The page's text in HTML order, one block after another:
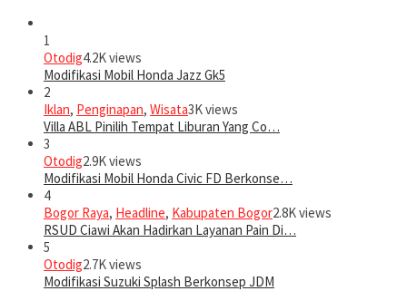
1
Otodig4.2K views
Modifikasi Mobil Honda Jazz Gk5
2
Iklan, Penginapan, Wisata3K views
Villa ABL Pinilih Tempat Liburan Yang Co…
3
Otodig2.9K views
Modifikasi Mobil Honda Civic FD Berkonse…
4
Bogor Raya, Headline, Kabupaten Bogor2.8K views
RSUD Ciawi Akan Hadirkan Layanan Pain Di…
5
Otodig2.7K views
Modifikasi Suzuki Splash Berkonsep JDM